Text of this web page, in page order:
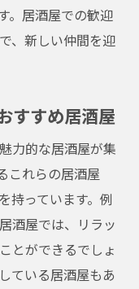
。居酒屋での歓迎
、新しい仲間を迎
すすめ居酒屋
力的な居酒屋が集
これらの居酒屋
持っています。例
酒屋では、リラッ
とができるでしょ
ている居酒屋もあ